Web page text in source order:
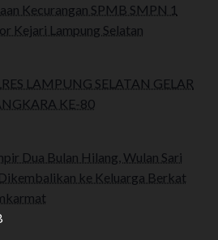
Kecurangan SPMB SMPN 1
Kejari Lampung Selatan
LAMPUNG SELATAN GELAR
KE-80
Dua Bulan Hilang, Wulan Sari
ke Keluarga Berkat